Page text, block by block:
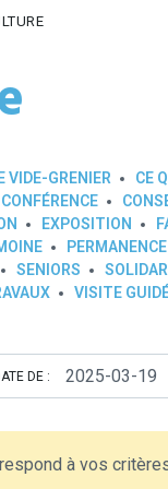
VIDE-GRENIER CE
CONFÉRENCE
EXPOSITION
SENIORS
VISITE
DE :
à vos